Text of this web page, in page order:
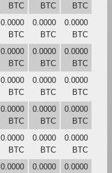
BTC
BTC
BTC
0.0000
BTC
0.0000
BTC
0.0000
BTC
0.0000
BTC
0.0000
BTC
0.0000
BTC
0.0000
BTC
0.0000
BTC
0.0000
BTC
0.0000
BTC
0.0000
BTC
0.0000
BTC
0.0000
BTC
0.0000
BTC
0.0000
BTC
0.0000
0.0000
0.0000